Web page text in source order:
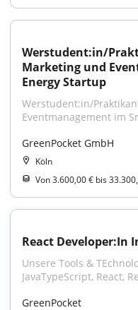
Werstudent:in/
Marketing und
Energy Startup
Werstudent:in/
Eventmanagement im
GreenPocket GmbH
Köln
Von 3.600,00 € bis
React Developer:In
Unsere Tools &
JavaTypeScript, React,
GreenPocket